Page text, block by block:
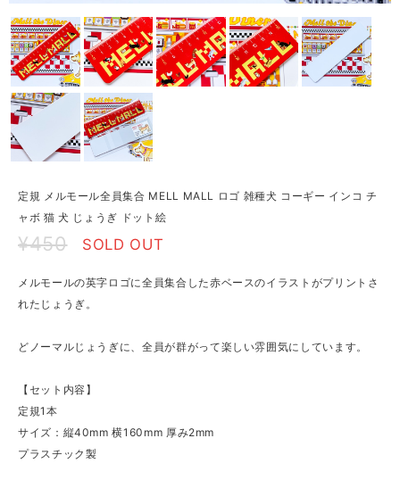
定規 メルモール全員集合 MELL MALL ロゴ 雑種犬 コーギー インコ チ
ャボ 猫 犬 じょうぎ ドット絵
¥450 SOLD OUT
メルモールの英字ロゴに全員集合した赤ベースのイラストがプリントさ
れたじょうぎ。
どノーマルじょうぎに、全員が群がって楽しい雰囲気にしています。
【セット内容】
定規1本
サイズ：縦40mm 横160mm 厚み2mm
プラスチック製